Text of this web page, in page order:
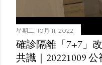
星期二, 10月 11, 2022
確診隔離「7+7」
共識｜20221009